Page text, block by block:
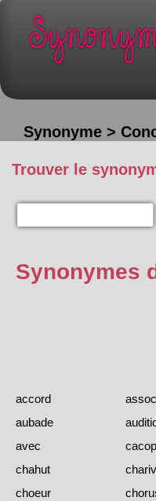
Synonyme >
Trouver le
Synonymes
accord
aubade
avec
chahut
choeur